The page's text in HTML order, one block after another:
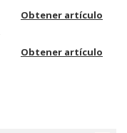
Obtener artículo
Obtener artículo